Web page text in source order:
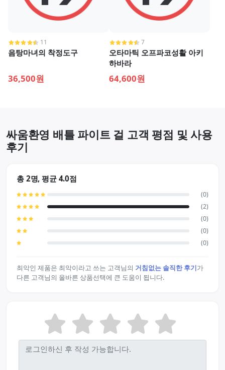
11
음탕마녀의 착정도구
36,500원
7
오타마틱 오프파코성활 아키
하바라
64,600원
싸움환영 배틀 파이트 걸 고객 평점 및 사용
후기
총 2명, 평균 4.0점
(0)
(2)
(0)
(0)
(0)
최악인 제품은 최악이라고 쓰는 고객님의 거침없는 솔직한 후기가
다른 고객님의 올바른 상품선택에 큰 도움이 됩니다.